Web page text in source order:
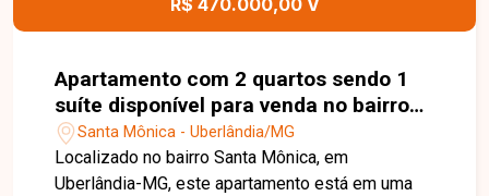
conforto e uma localização privilegiada em um
excelente oportunidade para quem deseja morar
com qualidade de vida e praticidade.
R$ 470.000,00 V
Apartamento com 2 quartos sendo 1
suíte disponível para venda no bairro
Santa Mônica em Uberlândia-MG
Santa Mônica - Uberlândia/MG
Localizado no bairro Santa Mônica, em
Uberlândia-MG, este apartamento está em uma